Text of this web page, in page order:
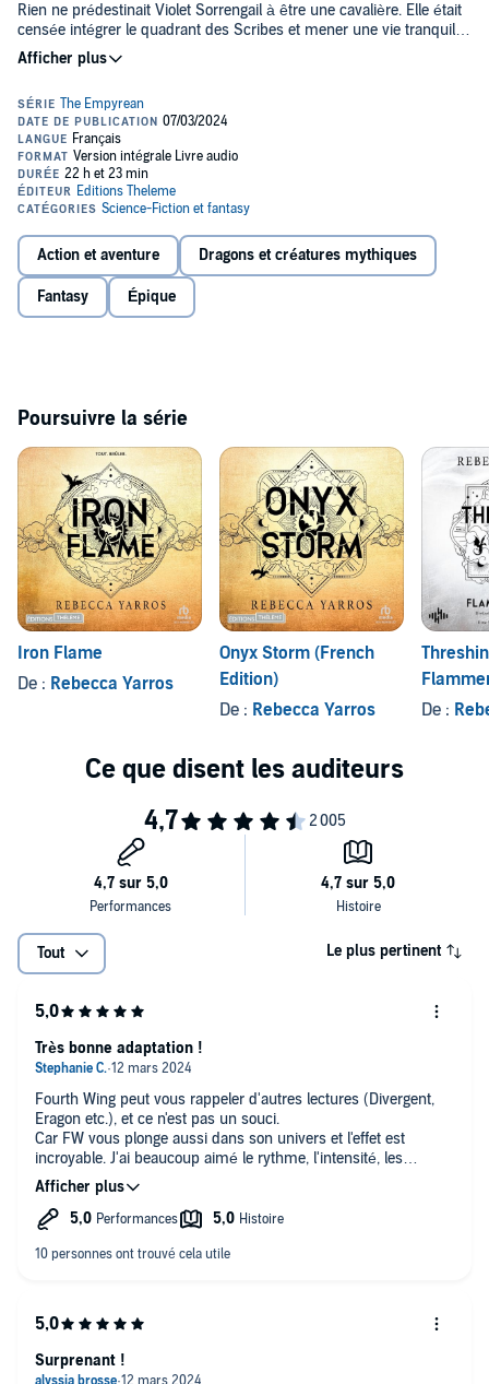
Rien ne prédestinait Violet Sorrengail à être une cavalière. Elle était
censée intégrer le quadrant des Scribes et mener une vie tranquille
parmi les livres. Elle dont les os sont si fragiles qu’ils peuvent se
briser en un instant…
Mais aujourd’hui est le jour des conscriptions, et en tant que fille de
la Générale - elle-même cavalière et dresseuse de dragons -, Violet
n’a d’autre choix que de satisfaire les ordres de sa mère, et de
rejoindre les épreuves de sélection pour devenir dragonnière…
L’élite de la Navarre !
paraît ridicule… Car les dragons ne se lient pas aux humains «
fragiles » : ils les brûlent ! Mais Violet est peut-être la candidate la
moins forte physiquement, elle est cependant rusée et rapide. Des
qualités indispensables quand on évolue dans un monde sans foi ni
Action et aventure Dragons et créatures mythiques
Fantasy Épique
Poursuivre la série
Iron Flame
De : Rebecca Yarros
Onyx Storm (French
Edition)
De : Rebecca Yarros De :
Tout Le plus pertinent
Fourth Wing peut vous rappeler d'autres lectures (Divergent,
Eragon etc.), et ce n'est pas un souci.
Car FW vous plonge aussi dans son univers et l'effet est
incroyable. J'ai beaucoup aimé le rythme, l'intensité, les
émotions, les personnages. La narratrice, Charlotte Gagnor,
tient également son rôle à la perfection. Efficace et captivant.
Résultat, on ne voit pas le temps passer, c'est entraînant de
l'engouement suscité, oui le buzz est mérité.
Très bonne adaptation !
Surprenant !